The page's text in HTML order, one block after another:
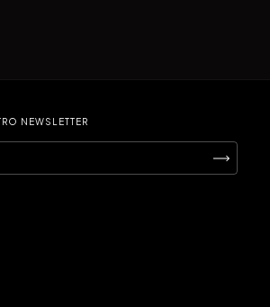
NEWSLETTER